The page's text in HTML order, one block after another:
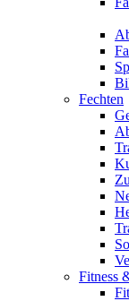
Fechten
Fitness